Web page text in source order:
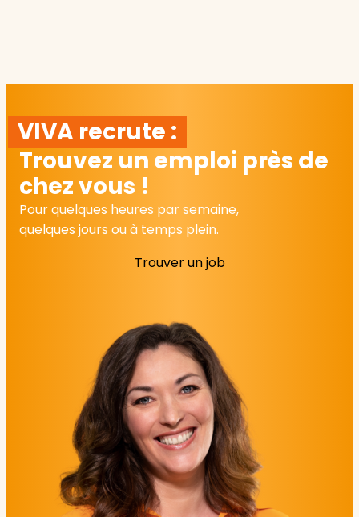
VIVA recrute :
Trouvez un emploi près de
chez vous !
Pour quelques heures par semaine,
quelques jours ou à temps plein.
Trouver un job